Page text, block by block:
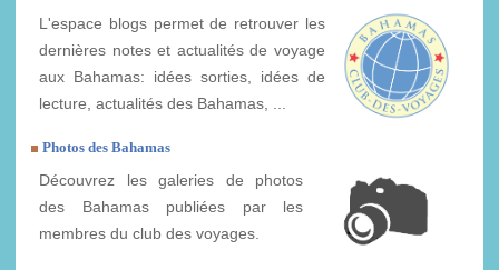
L'espace blogs permet de retrouver les
dernières notes et actualités de voyage
aux Bahamas: idées sorties, idées de
lecture, actualités des Bahamas, ...
Photos des Bahamas
Découvrez les galeries de photos
des Bahamas publiées par les
membres du club des voyages.